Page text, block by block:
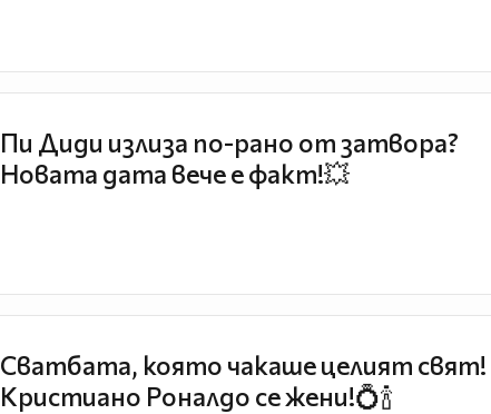
Пи Диди излиза по-рано от затвора?
Новата дата вече е факт!💥
Сватбата, която чакаше целият свят!
Кристиано Роналдо се жени!💍🍾